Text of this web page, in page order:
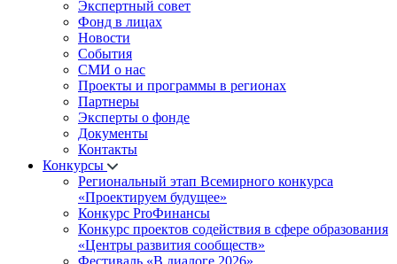
Экспертный совет
Фонд в лицах
Новости
События
СМИ о нас
Проекты и программы в регионах
Партнеры
Эксперты о фонде
Документы
Контакты
Конкурсы
Региональный этап Всемирного конкурса
«Проектируем будущее»
Конкурс ProФинансы
Конкурс проектов содействия в сфере образования
«Центры развития сообществ»
Фестиваль «В диалоге 2026»